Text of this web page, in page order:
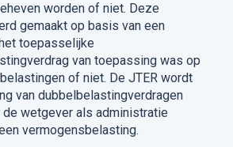
worden of niet. Deze
gemaakt op basis van een
toepasselijke
van toepassing was op
of niet. De JTER wordt
van dubbelbelastingverdragen
wetgever als administratie
vermogensbelasting.